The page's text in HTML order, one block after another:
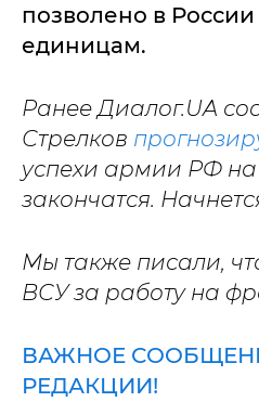
позволено в России
единицам.
Ранее Диалог.UA
Стрелков
успехи армии РФ
закончатся.
Мы также писали,
ВСУ за работу на
ВАЖНОЕ
РЕДАКЦИИ!